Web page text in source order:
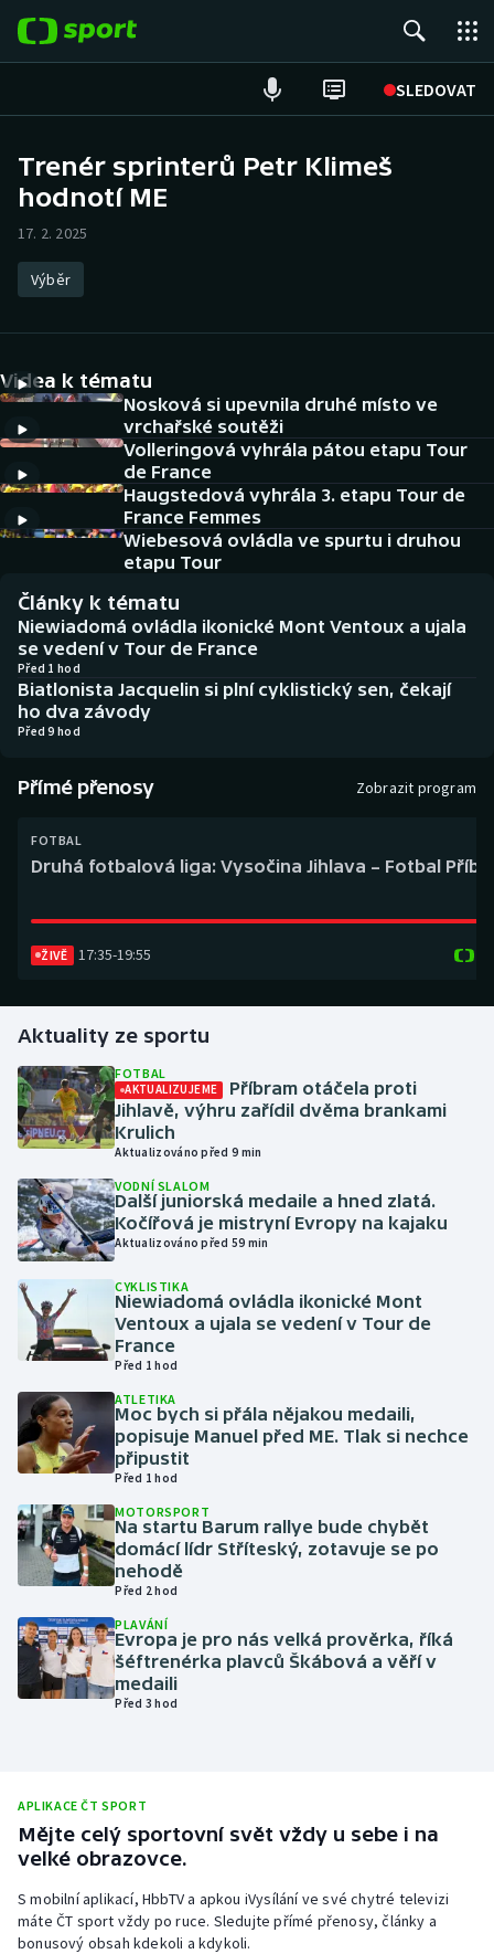
SLEDOVAT
Hokej
Atletika
DALŠÍ SPORTY
Americký fotbal
Baseball a softbal
Biatlon
Boby a skeleton
Box
Curling
Gymnastika
Házená
Jezdectví
Judo
Krasobruslení
Lezení
Lyže a snowboard
Moderní pětiboj
Motorsport
Olympijské hry
Parasport
Plavání
Plážový volejbal
Rychlostní kanoistika
Short track
Sportovní střelba
NEPŘEHLÉDNĚTE
Historické návraty
Aplikace ČT sport
AZ kvíz
Trenér sprinterů Petr Klimeš
hodnotí ME
17. 2. 2025
Výběr
Videa k tématu
Nosková si upevnila druhé místo ve
vrchařské soutěži
Volleringová vyhrála pátou etapu Tour
de France
Haugstedová vyhrála 3. etapu Tour de
France Femmes
Wiebesová ovládla ve spurtu i druhou
etapu Tour
Články k tématu
Niewiadomá ovládla ikonické Mont Ventoux a ujala
se vedení v Tour de France
Před 1 hod
Biatlonista Jacquelin si plní cyklistický sen, čekají
ho dva závody
Před 9 hod
Přímé přenosy Zobrazit program
FOTBAL
Druhá fotbalová liga: Vysočina Jihlava – Fotbal
ŽIVĚ 17:35-19:55
Aktuality ze sportu
FOTBAL
AKTUALIZUJEME
Příbram otáčela proti
Jihlavě, výhru zařídil dvěma brankami
Krulich
Aktualizováno před 9 min
VODNÍ SLALOM
Další juniorská medaile a hned zlatá.
Kočířová je mistryní Evropy na kajaku
Aktualizováno před 59 min
CYKLISTIKA
Niewiadomá ovládla ikonické Mont
Ventoux a ujala se vedení v Tour de
France
Před 1 hod
ATLETIKA
Moc bych si přála nějakou medaili,
popisuje Manuel před ME. Tlak si nechce
připustit
Před 1 hod
MOTORSPORT
Na startu Barum rallye bude chybět
domácí lídr Stříteský, zotavuje se po
nehodě
Před 2 hod
PLAVÁNÍ
Evropa je pro nás velká prověrka, říká
šéftrenérka plavců Škábová a věří v
medaili
Před 3 hod
APLIKACE ČT SPORT
Mějte celý sportovní svět vždy u sebe i na
velké obrazovce.
S mobilní aplikací, HbbTV a apkou iVysílání ve své chytré televizi
máte ČT sport vždy po ruce. Sledujte přímé přenosy, články a
bonusový obsah kdekoli a kdykoli.